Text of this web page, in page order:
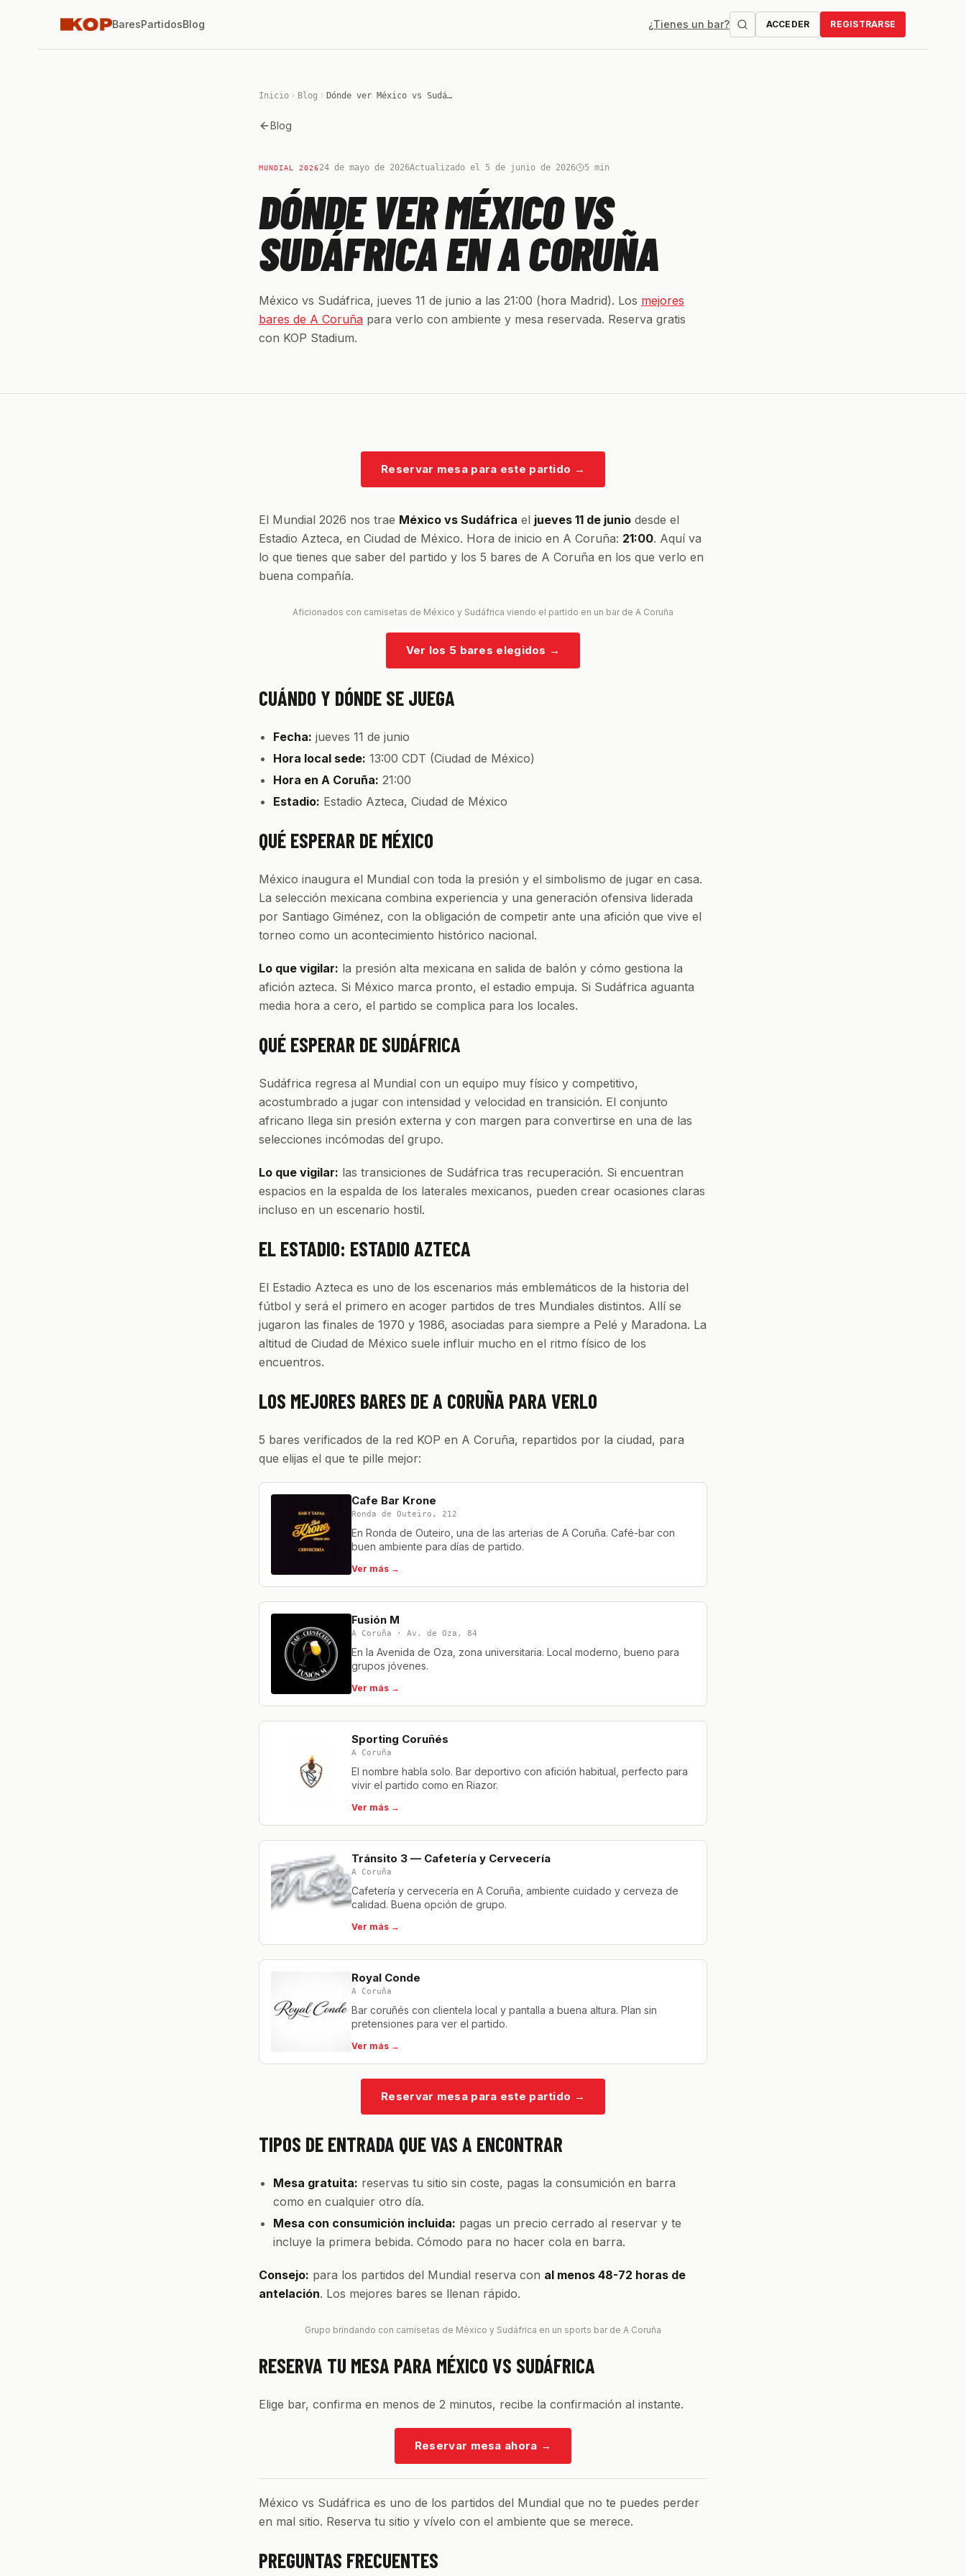
BaresPartidosBlog ¿Tienes un bar? ACCEDER REGISTRARSE
Inicio Blog Dónde ver México vs Sudáfrica en A Coruña
Blog
MUNDIAL 202624 de mayo de 2026Actualizado el 5 de junio de 2026 5 min
DÓNDE VER MÉXICO VS
SUDÁFRICA EN A CORUÑA
México vs Sudáfrica, jueves 11 de junio a las 21:00 (hora Madrid). Los mejores
bares de A Coruña para verlo con ambiente y mesa reservada. Reserva gratis
con KOP Stadium.
Reservar mesa para este partido →
El Mundial 2026 nos trae México vs Sudáfrica el jueves 11 de junio desde el
Estadio Azteca, en Ciudad de México. Hora de inicio en A Coruña: 21:00. Aquí va
lo que tienes que saber del partido y los 5 bares de A Coruña en los que verlo en
buena compañía.
Aficionados con camisetas de México y Sudáfrica viendo el partido en un bar de A Coruña
Ver los 5 bares elegidos →
CUÁNDO Y DÓNDE SE JUEGA
Fecha: jueves 11 de junio
Hora local sede: 13:00 CDT (Ciudad de México)
Hora en A Coruña: 21:00
Estadio: Estadio Azteca, Ciudad de México
QUÉ ESPERAR DE MÉXICO
México inaugura el Mundial con toda la presión y el simbolismo de jugar en casa.
La selección mexicana combina experiencia y una generación ofensiva liderada
por Santiago Giménez, con la obligación de competir ante una afición que vive el
torneo como un acontecimiento histórico nacional.
Lo que vigilar: la presión alta mexicana en salida de balón y cómo gestiona la
afición azteca. Si México marca pronto, el estadio empuja. Si Sudáfrica aguanta
media hora a cero, el partido se complica para los locales.
QUÉ ESPERAR DE SUDÁFRICA
Sudáfrica regresa al Mundial con un equipo muy físico y competitivo,
acostumbrado a jugar con intensidad y velocidad en transición. El conjunto
africano llega sin presión externa y con margen para convertirse en una de las
selecciones incómodas del grupo.
Lo que vigilar: las transiciones de Sudáfrica tras recuperación. Si encuentran
espacios en la espalda de los laterales mexicanos, pueden crear ocasiones claras
incluso en un escenario hostil.
EL ESTADIO: ESTADIO AZTECA
El Estadio Azteca es uno de los escenarios más emblemáticos de la historia del
fútbol y será el primero en acoger partidos de tres Mundiales distintos. Allí se
jugaron las finales de 1970 y 1986, asociadas para siempre a Pelé y Maradona. La
altitud de Ciudad de México suele influir mucho en el ritmo físico de los
encuentros.
LOS MEJORES BARES DE A CORUÑA PARA VERLO
5 bares verificados de la red KOP en A Coruña, repartidos por la ciudad, para
que elijas el que te pille mejor:
Cafe Bar Krone
Ronda de Outeiro, 212
En Ronda de Outeiro, una de las arterias de A Coruña. Café-bar con
buen ambiente para días de partido.
Ver más →
Fusión M
A Coruña · Av. de Oza, 84
En la Avenida de Oza, zona universitaria. Local moderno, bueno para
grupos jóvenes.
Ver más →
Sporting Coruñés
A Coruña
El nombre habla solo. Bar deportivo con afición habitual, perfecto para
vivir el partido como en Riazor.
Ver más →
Tránsito 3 — Cafetería y Cervecería
A Coruña
Cafetería y cervecería en A Coruña, ambiente cuidado y cerveza de
calidad. Buena opción de grupo.
Ver más →
Royal Conde
A Coruña
Bar coruñés con clientela local y pantalla a buena altura. Plan sin
pretensiones para ver el partido.
Ver más →
Reservar mesa para este partido →
TIPOS DE ENTRADA QUE VAS A ENCONTRAR
Mesa gratuita: reservas tu sitio sin coste, pagas la consumición en barra
como en cualquier otro día.
Mesa con consumición incluida: pagas un precio cerrado al reservar y te
incluye la primera bebida. Cómodo para no hacer cola en barra.
Consejo: para los partidos del Mundial reserva con al menos 48-72 horas de
antelación. Los mejores bares se llenan rápido.
Grupo brindando con camisetas de México y Sudáfrica en un sports bar de A Coruña
RESERVA TU MESA PARA MÉXICO VS SUDÁFRICA
Elige bar, confirma en menos de 2 minutos, recibe la confirmación al instante.
Reservar mesa ahora →
México vs Sudáfrica es uno de los partidos del Mundial que no te puedes perder
en mal sitio. Reserva tu sitio y vívelo con el ambiente que se merece.
PREGUNTAS FRECUENTES